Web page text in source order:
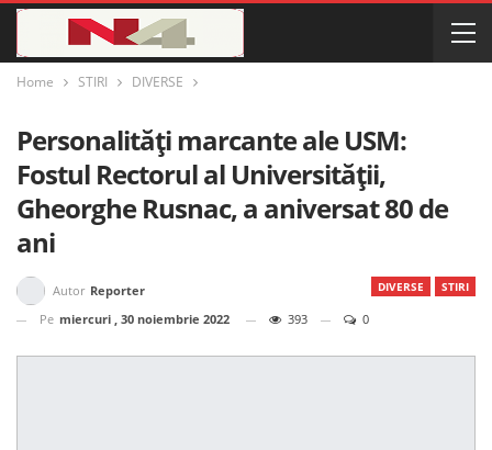
Home STIRI DIVERSE
Personalități marcante ale USM:
Fostul Rectorul al Universității,
Gheorghe Rusnac, a aniversat 80 de
ani
DIVERSE STIRI
Autor Reporter
Pe miercuri , 30 noiembrie 2022 393 0